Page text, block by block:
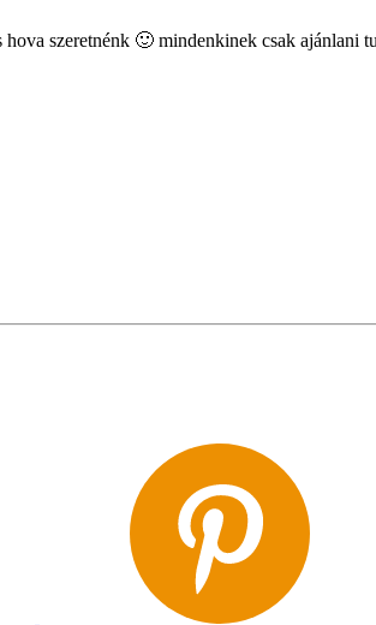
hova szeretnénk 🙂 mindenkinek csak ajánlani